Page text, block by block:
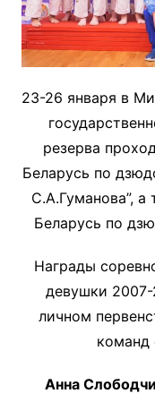
23-26 января в
резерва
Беларусь по
С.А.Гуманова”, а
Беларусь по
Награды
девушки
личном
команд
Анна